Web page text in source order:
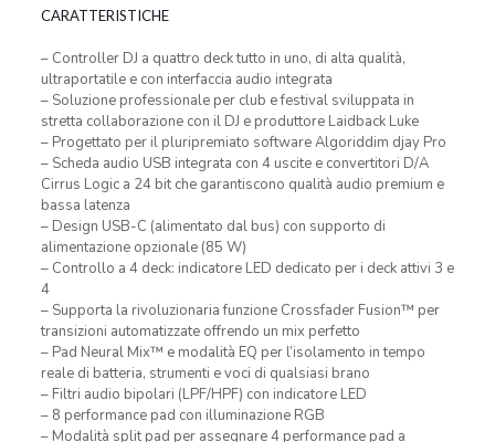
CARATTERISTICHE
– Controller DJ a quattro deck tutto in uno, di alta qualità,
ultraportatile e con interfaccia audio integrata
– Soluzione professionale per club e festival sviluppata in
stretta collaborazione con il DJ e produttore Laidback Luke
– Progettato per il pluripremiato software Algoriddim djay Pro
– Scheda audio USB integrata con 4 uscite e convertitori D/A
Cirrus Logic a 24 bit che garantiscono qualità audio premium e
bassa latenza
– Design USB-C (alimentato dal bus) con supporto di
alimentazione opzionale (85 W)
– Controllo a 4 deck: indicatore LED dedicato per i deck attivi 3 e
4
– Supporta la rivoluzionaria funzione Crossfader Fusion™ per
transizioni automatizzate offrendo un mix perfetto
– Pad Neural Mix™ e modalità EQ per l’isolamento in tempo
reale di batteria, strumenti e voci di qualsiasi brano
– Filtri audio bipolari (LPF/HPF) con indicatore LED
– 8 performance pad con illuminazione RGB
– Modalità split pad per assegnare 4 performance pad a